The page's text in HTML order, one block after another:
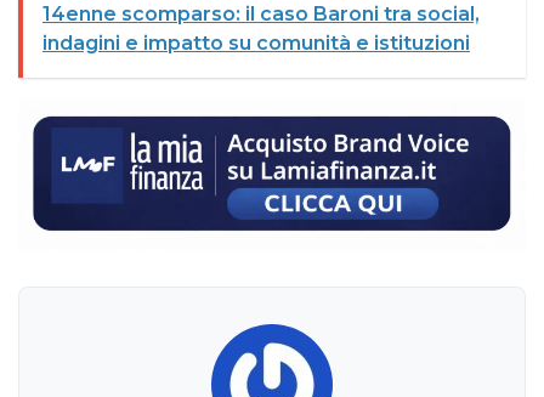
14enne scomparso: il caso Baroni tra social,
indagini e impatto su comunità e istituzioni